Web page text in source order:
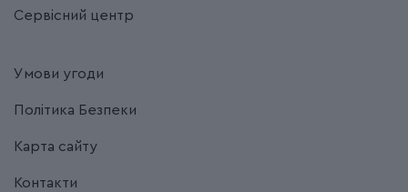
Сервісний центр
Умови угоди
Політика Безпеки
Карта сайту
Контакти